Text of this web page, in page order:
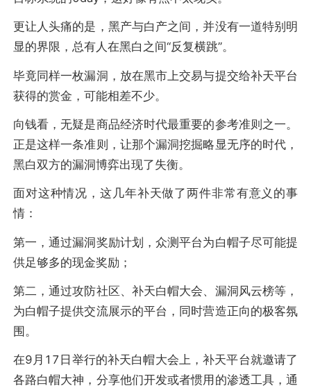
更让人头痛的是，黑产与白产之间，并没有一道特别明
显的界限，总有人在黑白之间“反复横跳”。
毕竟同样一枚漏洞，放在黑市上交易与提交给补天平台
获得的赏金，可能相差不少。
向钱看，无疑是商品经济时代最重要的参考准则之一。
正是这样一条准则，让那个漏洞挖掘略显无序的时代，
黑白双方的漏洞博弈出现了失衡。
面对这种情况，这几年补天做了两件非常有意义的事
情：
第一，通过漏洞奖励计划，众测平台为白帽子尽可能提
供足够多的现金奖励；
第二，通过攻防社区、补天白帽大会、漏洞风云榜等，
为白帽子提供交流展示的平台，同时营造正向的极客氛
围。
在9月17日举行的补天白帽大会上，补天平台就邀请了
各路白帽大神，分享他们开发或者惯用的渗透工具，通